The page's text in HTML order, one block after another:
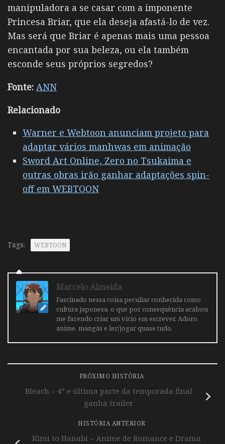
manipuladora a se casar com a imponente
Princesa Briar, que ela deseja afastá-lo de vez.
Mas será que Briar é apenas mais uma pessoa
encantada por sua beleza, ou ela também
esconde seus próprios segredos?
Fonte: ANN
Relacionado
Warner e Webtoon anunciam projeto para
adaptar vários manhwas em animação
Sword Art Online, Zero no Tsukaima e
outras obras irão ganhar adaptações spin-
off em WEBTOON
Tags: WEBTOON
Marcelo Almeida
Fascinado nessa coisa peculiar conhecida como
cultura japonesa, o que por consequência acabou
me fazendo criar um vicio em escrever. Adoro
anime, mangás e ler/jogar quase tudo.
PRÓXIMO HISTÓRIA
Bleach – 4º e última parte da temporada final
ganha trailer
HISTÓRIA ANTERIOR
Kimi to Hanabi – Anime de Romance e Drama